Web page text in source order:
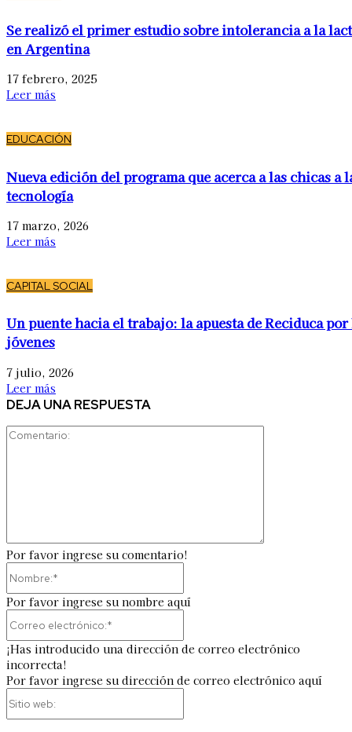
Se realizó el primer estudio sobre intolerancia a la
en Argentina
17 febrero, 2025
Leer más
EDUCACIÓN
Nueva edición del programa que acerca a las chicas a
tecnología
17 marzo, 2026
Leer más
CAPITAL SOCIAL
Un puente hacia el trabajo: la apuesta de Reciduca por
jóvenes
7 julio, 2026
Leer más
DEJA UNA RESPUESTA
Por favor ingrese su comentario!
Por favor ingrese su nombre aquí
¡Has introducido una dirección de correo electrónico
incorrecta!
Por favor ingrese su dirección de correo electrónico aquí